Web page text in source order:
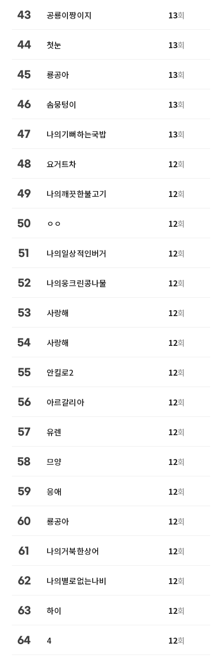
43 공룡이짱이지 13회
44 첫눈 13회
45 룡공아 13회
46 솜뭉텅이 13회
47 나의기뻐하는국밥 13회
48 요거트차 12회
49 나의깨끗한불고기 12회
50 ㅇㅇ 12회
51 나의일상적인버거 12회
52 나의웅크린콩나물 12회
53 사랑해 12회
54 사랑해 12회
55 안킬로2 12회
56 아르갈리아 12회
57 유렌 12회
58 므양 12회
59 응애 12회
60 룡공아 12회
61 나의거북한상어 12회
62 나의별로없는나비 12회
63 하이 12회
64 4 12회